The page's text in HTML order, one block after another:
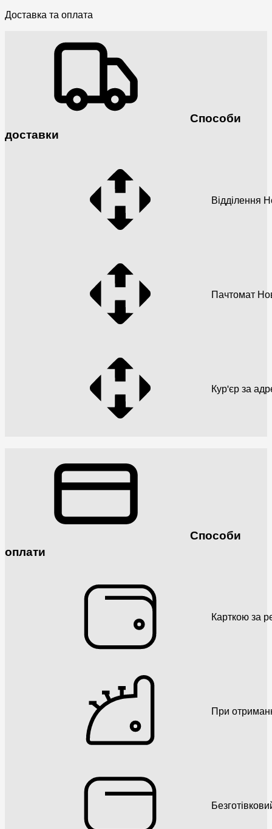
Доставка та оплата
Способи
доставки
Відділення
Пачтомат
Кур'єр за
Способи
оплати
Карткою за
При